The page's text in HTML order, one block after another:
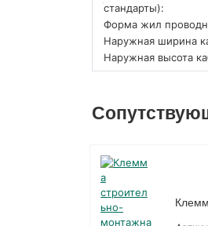
стандарты):
Форма жил
Наружная ширина
Наружная высота